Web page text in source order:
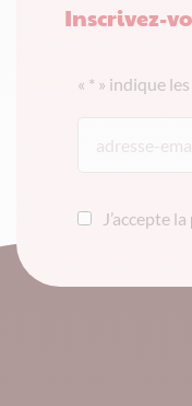
Inscrivez-
« * » indique
J’accepte la